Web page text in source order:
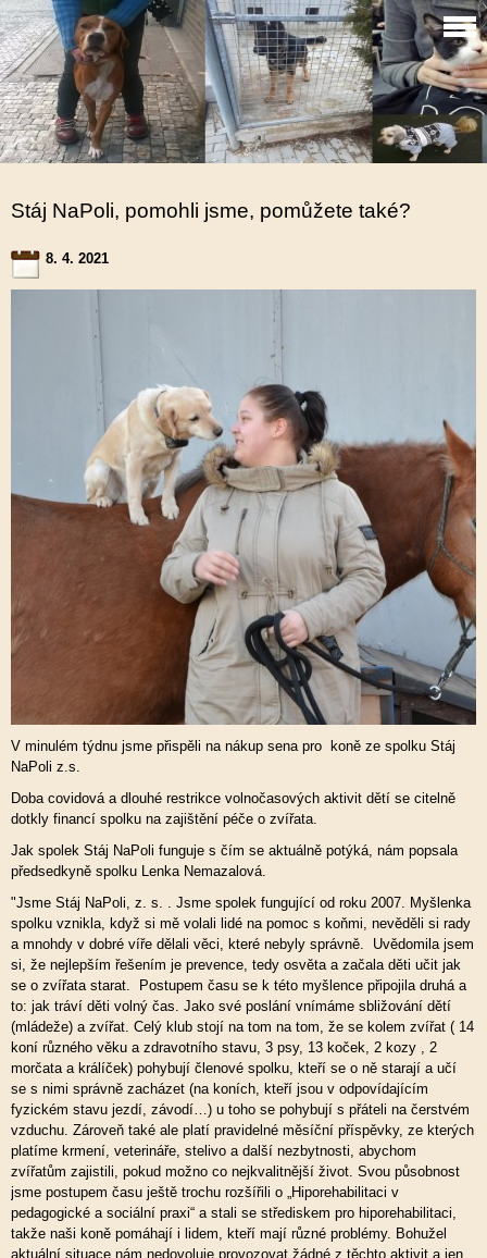
Stáj NaPoli, pomohli jsme, pomůžete také?
8. 4. 2021
V minulém týdnu jsme přispěli na nákup sena pro koně ze spolku Stáj
NaPoli z.s.
Doba covidová a dlouhé restrikce volnočasových aktivit dětí se citelně
dotkly financí spolku na zajištění péče o zvířata.
Jak spolek Stáj NaPoli funguje s čím se aktuálně potýká, nám popsala
předsedkyně spolku Lenka Nemazalová.
"Jsme Stáj NaPoli, z. s. . Jsme spolek fungující od roku 2007. Myšlenka
spolku vznikla, když si mě volali lidé na pomoc s koňmi, nevěděli si rady
a mnohdy v dobré víře dělali věci, které nebyly správně. Uvědomila jsem
si, že nejlepším řešením je prevence, tedy osvěta a začala děti učit jak
se o zvířata starat. Postupem času se k této myšlence připojila druhá a
to: jak tráví děti volný čas. Jako své poslání vnímáme sbližování dětí
(mládeže) a zvířat. Celý klub stojí na tom na tom, že se kolem zvířat ( 14
koní různého věku a zdravotního stavu, 3 psy, 13 koček, 2 kozy , 2
morčata a králíček) pohybují členové spolku, kteří se o ně starají a učí
se s nimi správně zacházet (na koních, kteří jsou v odpovídajícím
fyzickém stavu jezdí, závodí…) u toho se pohybují s přáteli na čerstvém
vzduchu. Zároveň také ale platí pravidelné měsíční příspěvky, ze kterých
platíme krmení, veterináře, stelivo a další nezbytnosti, abychom
zvířatům zajistili, pokud možno co nejkvalitnější život. Svou působnost
jsme postupem času ještě trochu rozšířili o „Hiporehabilitaci v
pedagogické a sociální praxi“ a stali se střediskem pro hiporehabilitaci,
takže naši koně pomáhají i lidem, kteří mají různé problémy. Bohužel
aktuální situace nám nedovoluje provozovat žádné z těchto aktivit a jen